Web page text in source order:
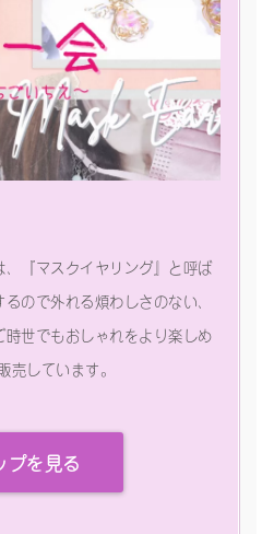
『マスクイヤリング』と呼ば
ので外れる煩わしさのない、
世でもおしゃれをより楽しめ
しています。
プを見る